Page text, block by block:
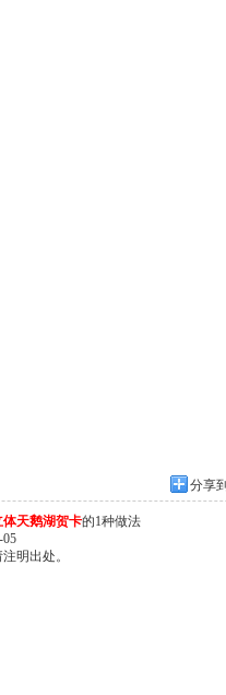
分享
体天鹅湖贺卡的1种做法
明出处。